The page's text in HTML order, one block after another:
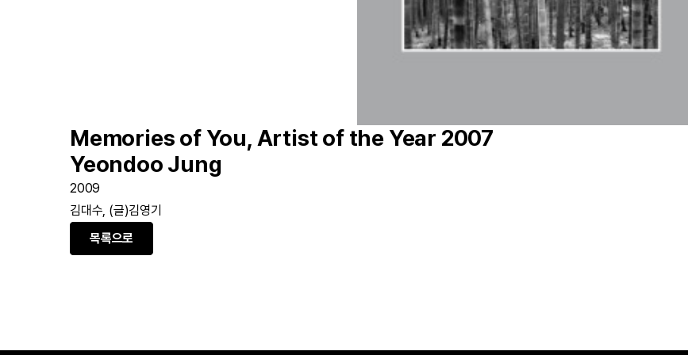
Memories of You, Artist of the Year 2007
Yeondoo Jung
2009
김대수, (글)김영기
목록으로